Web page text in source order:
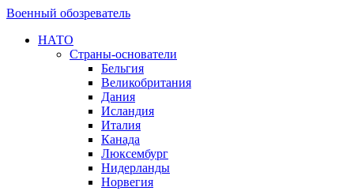
Военный обозреватель
НАТО
Страны-основатели
Бельгия
Великобритания
Дания
Исландия
Италия
Канада
Люксембург
Нидерланды
Норвегия